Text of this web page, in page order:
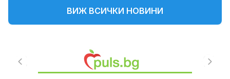
ВИЖ ВСИЧКИ НОВИНИ